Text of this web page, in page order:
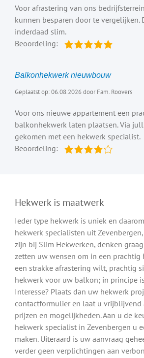
Voor afrastering van ons
kunnen besparen door te vergelijken.
inderdaad slim.
Beoordeling:
Balkonhekwerk nieuwbouw
Geplaatst op: 06.08.2026 door Fam. Roovers
Voor ons nieuwe appartement een
balkonhekwerk laten plaatsen. Via
gekomen met een hekwerk specialist.
Beoordeling:
Hekwerk is maatwerk
Ieder type hekwerk is uniek en
hekwerk specialisten uit
zijn bij Slim Hekwerken, denken
zetten uw wensen om in een prachtig
een strakke afrastering wilt, prachtig
hekwerk voor uw balkon; in principe
Interesse? Plaats dan uw hekwerk
contactformulier en laat u vrijblijvend
prijzen en mogelijkheden. Aan u de
hekwerk specialist in Zevenbergen u
maken. Uiteraard is uw aanvraag
verder geen verplichtingen aan